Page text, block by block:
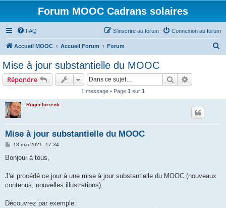
Forum MOOC Cadrans solaires
FAQ Connexion au forum
S’inscrire au forum
Accueil MOOC Accueil Forum Forum
Mise à jour substantielle du MOOC
Répondre Rechercher
1 message • Page 1 sur 1
RogerTorrenti
Mise à jour substantielle du MOOC
M
s
g
18 mai 2021, 17:34
Bonjour à tous,
J'ai procédé ce jour à une mise à jour substantielle du MOOC (nouveaux
contenus, nouvelles illustrations).
Découvrez par exemple: